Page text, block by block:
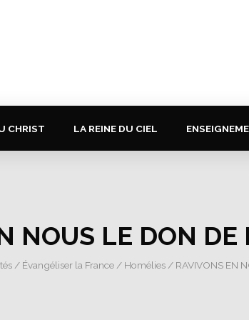
CHRIST LA REINE DU CIEL
NOUS LE DON DE
/ Évangéliser la France / Homélies / RAVIVONS EN